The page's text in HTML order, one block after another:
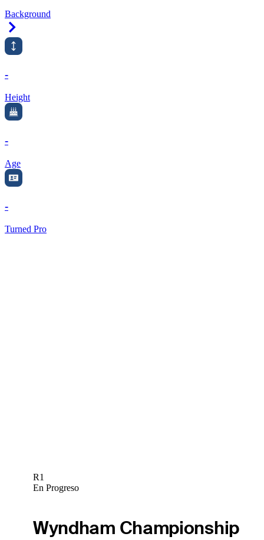
Background
-
Height
-
Age
-
Turned Pro
R1
En Progreso
Wyndham Championship